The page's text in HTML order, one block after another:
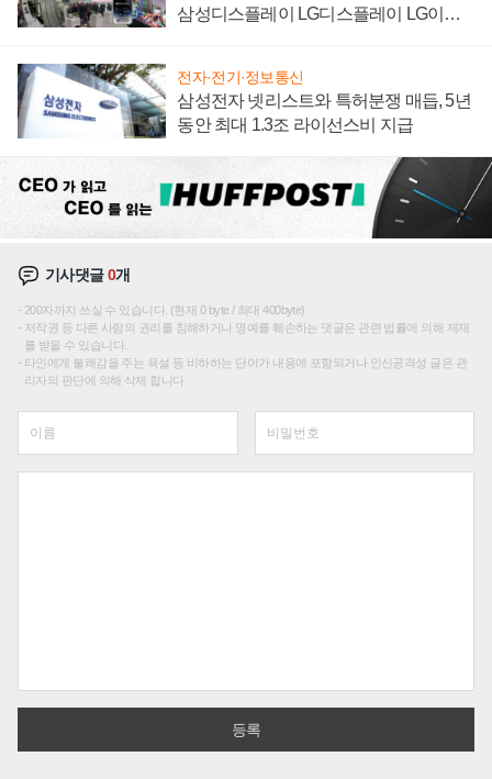
삼성디스플레이 LG디스플레이 LG이노
전자·전기·정보통신
삼성전자 넷리스트와 특허분쟁 매듭, 5년
동안 최대 1.3조 라이선스비 지급
기사댓글0개
200자까지 쓰실 수 있습니다. (현재 0 byte / 최대 400byte)
저작권 등 다른 사람의 권리를 침해하거나 명예를 훼손하는 댓글은 관련 법률에 의해 제재
를 받을 수 있습니다.
타인에게 불쾌감을 주는 욕설 등 비하하는 단어가 내용에 포함되거나 인신공격성 글은 관
리자의 판단에 의해 삭제 합니다.